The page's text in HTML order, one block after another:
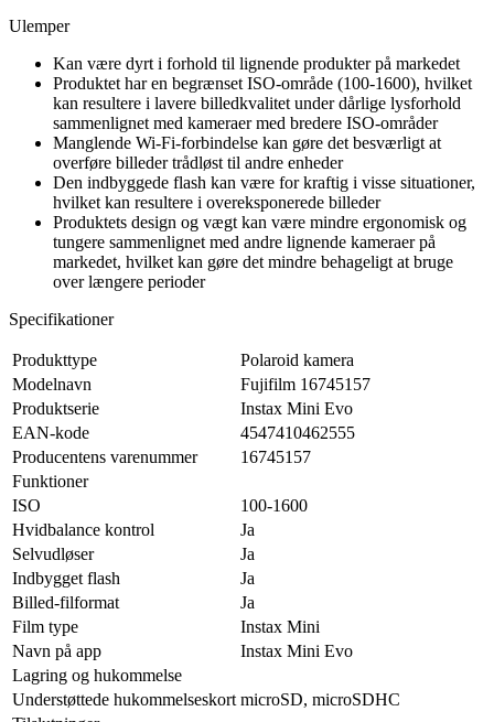
Ulemper
Kan være dyrt i forhold til lignende produkter på markedet
Produktet har en begrænset ISO-område (100-1600), hvilket
kan resultere i lavere billedkvalitet under dårlige lysforhold
sammenlignet med kameraer med bredere ISO-områder
Manglende Wi-Fi-forbindelse kan gøre det besværligt at
overføre billeder trådløst til andre enheder
Den indbyggede flash kan være for kraftig i visse situationer,
hvilket kan resultere i overeksponerede billeder
Produktets design og vægt kan være mindre ergonomisk og
tungere sammenlignet med andre lignende kameraer på
markedet, hvilket kan gøre det mindre behageligt at bruge
over længere perioder
Specifikationer
Produkttype
Polaroid kamera
Modelnavn
Fujifilm 16745157
Produktserie
Instax Mini Evo
EAN-kode
4547410462555
Producentens varenummer
16745157
Funktioner
ISO
100-1600
Hvidbalance kontrol
Ja
Selvudløser
Ja
Indbygget flash
Ja
Billed-filformat
Ja
Film type
Instax Mini
Navn på app
Instax Mini Evo
Lagring og hukommelse
Understøttede hukommelseskort microSD, microSDHC